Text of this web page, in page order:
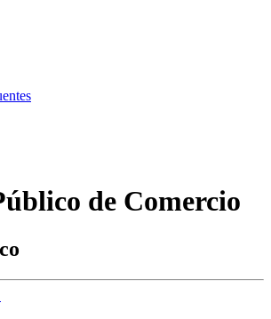
de Comercio